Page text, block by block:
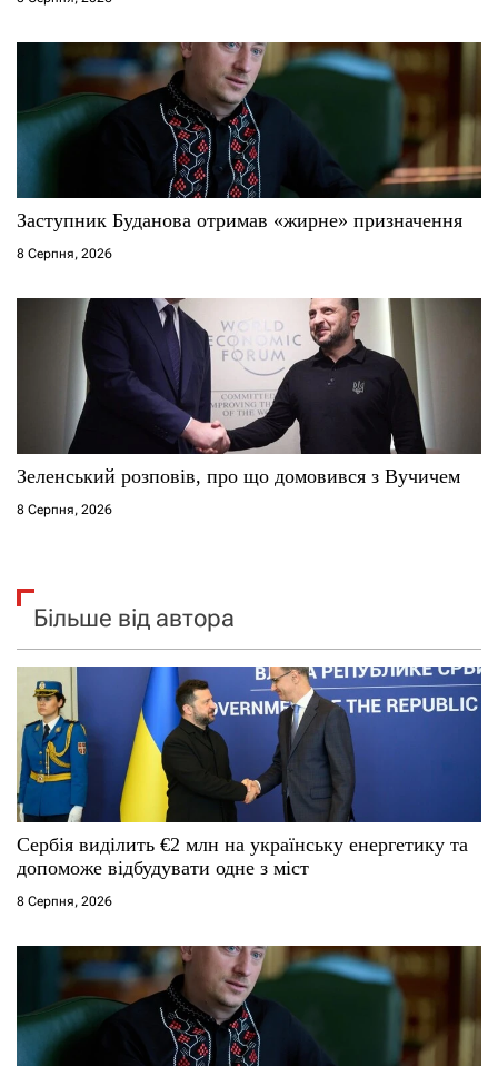
Заступник Буданова отримав «жирне» призначення
8 Серпня, 2026
Зеленський розповів, про що домовився з Вучичем
8 Серпня, 2026
Більше від автора
Сербія виділить €2 млн на українську енергетику та
допоможе відбудувати одне з міст
8 Серпня, 2026